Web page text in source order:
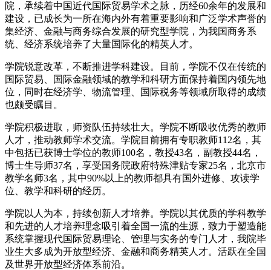
院，承续着中国近代国际贸易学术之脉，历经60余年的发展和
建设，已成长为一所在海内外有着重要影响和广泛学术声誉的
集经济、金融与商务综合发展的研究型学院，为我国商务系
统、经济系统培养了大量国际化的精英人才。
学院锐意改革，不断推进学科建设。目前，学院不仅在传统的
国际贸易、国际金融领域的教学和科研方面保持着国内领先地
位，同时在经济学、物流管理、国际税务等领域所取得的成绩
也颇受瞩目。
学院积极进取，师资队伍持续壮大。学院不断吸收优秀的教师
人才，推动教师学术交流。学院目前拥有专职教师112名，其
中包括已获博士学位的教师100名，教授43名，副教授44名，
博士生导师37名，享受国务院政府特殊津贴专家25名，北京市
教学名师3名，其中90%以上的教师都具有国外进修、攻读学
位、教学和科研的经历。
学院以人为本，持续创新人才培养。学院以其优质的学科教学
和先进的人才培养理念吸引着全国一流的生源，致力于塑造能
系统掌握现代国际贸易理论、管理与实务的专门人才，我院毕
业生大多成为开放型经济、金融和商务精英人才。活跃在全国
及世界开放型经济体系前沿。